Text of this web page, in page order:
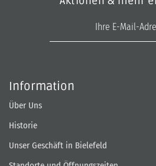
Information
Über Uns
Historie
Unser Geschäft in Bielefeld